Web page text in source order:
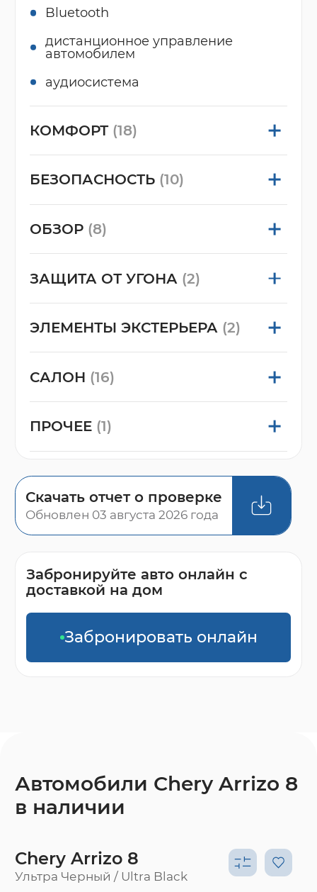
Bluetooth
дистанционное управление
автомобилем
аудиосистема
КОМФОРТ (18)
БЕЗОПАСНОСТЬ (10)
ОБЗОР (8)
ЗАЩИТА ОТ УГОНА (2)
ЭЛЕМЕНТЫ ЭКСТЕРЬЕРА (2)
САЛОН (16)
ПРОЧЕЕ (1)
Скачать отчет о проверке
Обновлен 03 августа 2026 года
Забронируйте авто онлайн с
доставкой на дом
Забронировать онлайн
Автомобили Chery Arrizo 8
в наличии
Chery Arrizo 8
Ультра Черный / Ultra Black